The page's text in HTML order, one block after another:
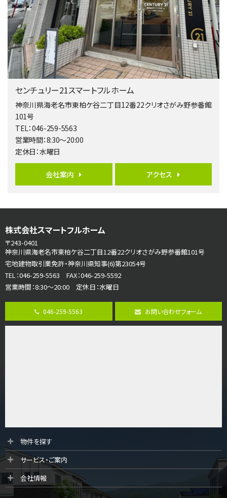
5,480万円
4ＬＤＫ
相模大野駅
バ9分・歩4分
２０１５年６月築、積水ハウス施工住宅です。 南東…
第5位
3,680万円
バ19分・ 歩8分
開放感があり日当たり良好な南西・北西角地区画。 …
第6位
4ＳＬＤＫ
海老名駅
長後駅
バ11分 歩6分
全棟ＬＤＫは16帖の4ＬＤＫ！食器洗い乾燥機や浴…
第8位
3,680万円
4ＬＤＫ
さがみ野駅
第10位
3,180万円
海老名駅
大規模開発分譲地内の新築戸建！開発道路は幅員４.…
センチュリー21スマートフルホーム
神奈川県海老名市東柏ケ谷二丁目12番22クリオさがみ野参番館
101号
TEL：046-259-5563
営業時間：8:30～20:00
定休日：水曜日
会社案内 アクセス
株式会社スマートフルホーム
〒243-0401
神奈川県海老名市東柏ケ谷二丁目12番22クリオさがみ野参番館101号
宅地建物取引業免許・神奈川県知事(6)第23054号
TEL：046-259-5563 FAX：046-259-5592
営業時間：8:30～20:00 定休日：水曜日
046-259-5563 お問い合わせフォーム
物件を探す
サービス・ご案内
会社情報